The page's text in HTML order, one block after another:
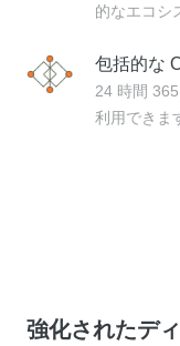
的なエコシ
包括的な
24 時間
利用できま
強化されたデ